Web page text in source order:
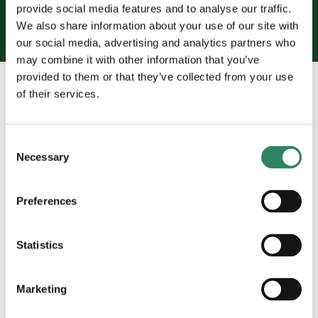
provide social media features and to analyse our traffic.
We also share information about your use of our site with
our social media, advertising and analytics partners who
may combine it with other information that you’ve
provided to them or that they’ve collected from your use
of their services.
Selection
Necessary
Preferences
Statistics
Marketing
maksimalt 0,86 densitet, men hvis andre